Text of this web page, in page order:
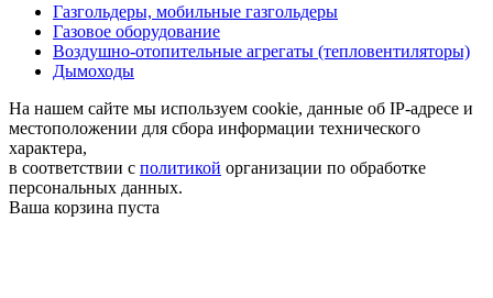
Газгольдеры, мобильные газгольдеры
Газовое оборудование
Воздушно-отопительные агрегаты (тепловентиляторы)
Дымоходы
На нашем сайте мы используем cookie, данные об IP-адресе и
местоположении для сбора информации технического
характера,
в соответствии с политикой организации по обработке
персональных данных.
Ваша корзина пуста